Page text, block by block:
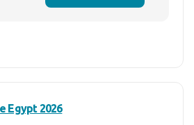
Egypt 2026